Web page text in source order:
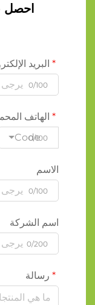
البريد
0/100
الهاتف
Code
0/100
الاسم
0/100
اسم الشركة
0/200
رسالة